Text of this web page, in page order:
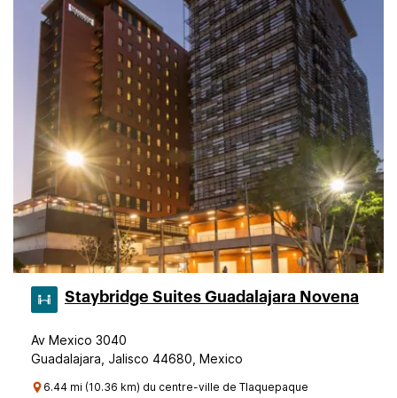
Staybridge Suites Guadalajara Novena
Av Mexico 3040
Guadalajara, Jalisco 44680, Mexico
6.44 mi (10.36 km) du centre-ville de Tlaquepaque